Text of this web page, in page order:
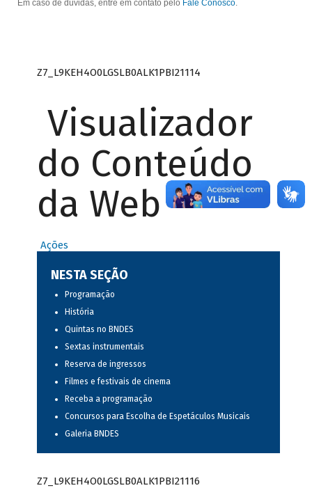
Em caso de dúvidas, entre em contato pelo Fale Conosco.
Z7_L9KEH4O0LGSLB0ALK1PBI21114
Visualizador
do Conteúdo
da Web
Ações
NESTA SEÇÃO
Programação
História
Quintas no BNDES
Sextas instrumentais
Reserva de ingressos
Filmes e festivais de cinema
Receba a programação
Concursos para Escolha de Espetáculos Musicais
Galeria BNDES
Z7_L9KEH4O0LGSLB0ALK1PBI21116